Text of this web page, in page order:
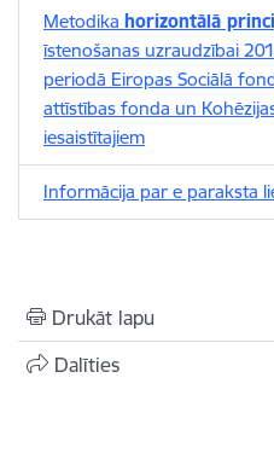
Metodika horizontālā
īstenošanas uzraudzībai
periodā Eiropas Sociālā
attīstības fonda un
iesaistītajiem
Informācija par e paraksta
Drukāt lapu
Dalīties